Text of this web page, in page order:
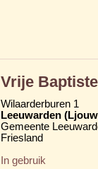
Vrije
Wilaarderburen 1
Leeuwarden
Gemeente
Friesland
In gebruik